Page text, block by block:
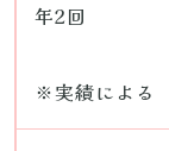
年2回
※実績による